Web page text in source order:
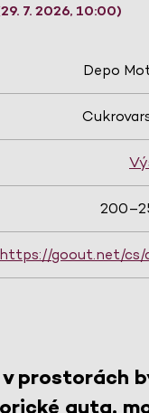
7. 2026, 10:00)
Depo
https://goout.net/cs/
prostorách
auta,